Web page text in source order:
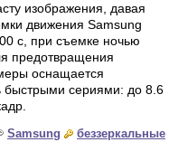
изображения, давая
движения Samsung
с, при съемке ночью
предотвращения
оснащается
быстрыми сериями: до 8.6
Samsung беззеркальные